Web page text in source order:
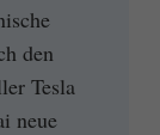
den
Tesla
neue